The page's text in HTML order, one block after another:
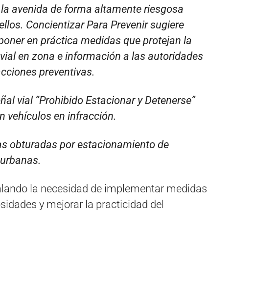
avenida de forma altamente riesgosa
Concientizar Para Prevenir sugiere
en práctica medidas que protejan la
en zona e información a las autoridades
preventivas.
vial “Prohibido Estacionar y Detenerse”
vehículos en infracción.
obturadas por estacionamiento de
la necesidad de implementar medidas
y mejorar la practicidad del